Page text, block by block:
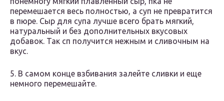
перемешается весь полностью, а суп не превратится
в пюре. Сыр для супа лучше всего брать мягкий,
натуральный и без дополнительных вкусовых
добавок. Так сп получится нежным и сливочным на
вкус.
5. В самом конце взбивания залейте сливки и еще
немного перемешайте.